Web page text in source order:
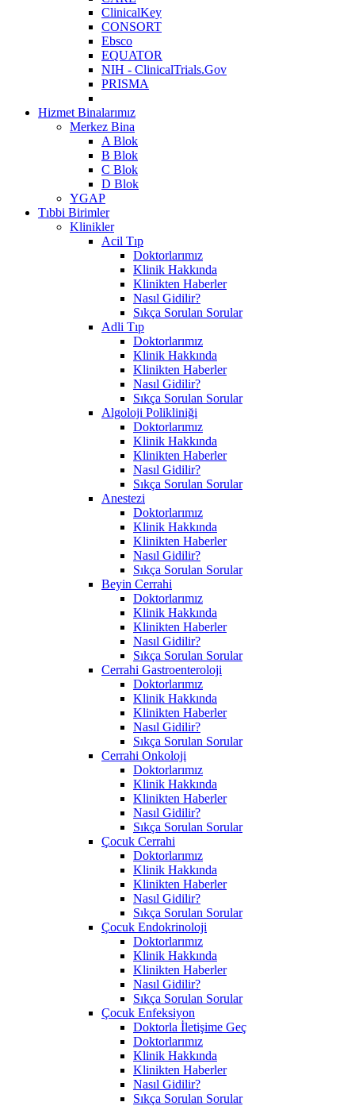
ClinicalKey
CONSORT
Ebsco
EQUATOR
NIH - ClinicalTrials.Gov
PRISMA
Hizmet Binalarımız
Merkez Bina
A Blok
B Blok
C Blok
D Blok
YGAP
Tıbbi Birimler
Klinikler
Acil Tıp
Doktorlarımız
Klinik Hakkında
Klinikten Haberler
Nasıl Gidilir?
Sıkça Sorulan Sorular
Adli Tıp
Doktorlarımız
Klinik Hakkında
Klinikten Haberler
Nasıl Gidilir?
Sıkça Sorulan Sorular
Algoloji Polikliniği
Doktorlarımız
Klinik Hakkında
Klinikten Haberler
Nasıl Gidilir?
Sıkça Sorulan Sorular
Anestezi
Doktorlarımız
Klinik Hakkında
Klinikten Haberler
Nasıl Gidilir?
Sıkça Sorulan Sorular
Beyin Cerrahi
Doktorlarımız
Klinik Hakkında
Klinikten Haberler
Nasıl Gidilir?
Sıkça Sorulan Sorular
Cerrahi Gastroenteroloji
Doktorlarımız
Klinik Hakkında
Klinikten Haberler
Nasıl Gidilir?
Sıkça Sorulan Sorular
Cerrahi Onkoloji
Doktorlarımız
Klinik Hakkında
Klinikten Haberler
Nasıl Gidilir?
Sıkça Sorulan Sorular
Çocuk Cerrahi
Doktorlarımız
Klinik Hakkında
Klinikten Haberler
Nasıl Gidilir?
Sıkça Sorulan Sorular
Çocuk Endokrinoloji
Doktorlarımız
Klinik Hakkında
Klinikten Haberler
Nasıl Gidilir?
Sıkça Sorulan Sorular
Çocuk Enfeksiyon
Doktorla İletişime Geç
Doktorlarımız
Klinik Hakkında
Klinikten Haberler
Nasıl Gidilir?
Sıkça Sorulan Sorular